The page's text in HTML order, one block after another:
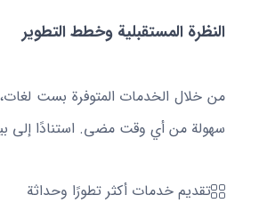
النظرة المستقبلية وخطط التطوير
من خلال الخدمات المتوفرة بست
سهولة من أي وقت مضى. استنادًا إلى
تقديم خدمات أكثر تطورًا وحداثة